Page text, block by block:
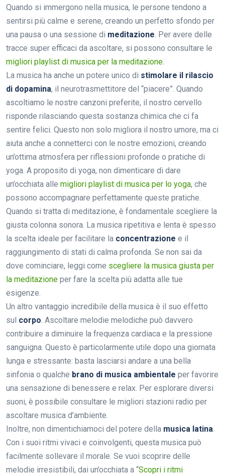
Quando si immergono nella musica, le persone tendono a
sentirsi più calme e serene, creando un perfetto sfondo per
una pausa o una sessione di meditazione. Per avere delle
tracce super efficaci da ascoltare, si possono consultare le
migliori playlist di musica per la meditazione.
La musica ha anche un potere unico di stimolare il rilascio
di dopamina, il neurotrasmettitore del “piacere”. Quando
ascoltiamo le nostre canzoni preferite, il nostro cervello
risponde rilasciando questa sostanza chimica che ci fa
sentire felici. Questo non solo migliora il nostro umore, ma ci
aiuta anche a connetterci con le nostre emozioni, creando
un’ottima atmosfera per riflessioni profonde o pratiche di
yoga. A proposito di yoga, non dimenticare di dare
un’occhiata alle migliori playlist di musica per lo yoga, che
possono accompagnare perfettamente queste pratiche.
Quando si tratta di meditazione, è fondamentale scegliere la
giusta colonna sonora. La musica ripetitiva e lenta è spesso
la scelta ideale per facilitare la concentrazione e il
raggiungimento di stati di calma profonda. Se non sai da
dove cominciare, leggi come scegliere la musica giusta per
la meditazione per fare la scelta più adatta alle tue
esigenze.
Un altro vantaggio incredibile della musica è il suo effetto
sul corpo. Ascoltare melodie melodiche può davvero
contribuire a diminuire la frequenza cardiaca e la pressione
sanguigna. Questo è particolarmente utile dopo una giornata
lunga e stressante: basta lasciarsi andare a una bella
sinfonia o qualche brano di musica ambientale per favorire
una sensazione di benessere e relax. Per esplorare diversi
suoni, è possibile consultare le migliori stazioni radio per
ascoltare musica d’ambiente.
Inoltre, non dimentichiamoci del potere della musica latina.
Con i suoi ritmi vivaci e coinvolgenti, questa musica può
facilmente sollevare il morale. Se vuoi scoprire delle
melodie irresistibili, dai un’occhiata a “Scopri i ritmi